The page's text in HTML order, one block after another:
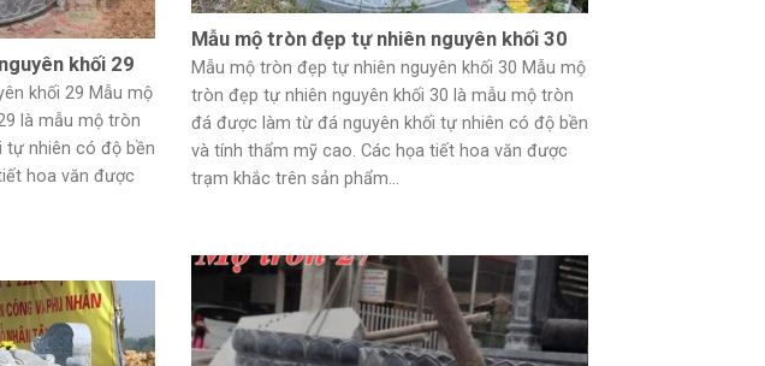
Mẫu mộ tròn đẹp tự nhiên nguyên khối 30
Mẫu mộ tròn đẹp tự nhiên nguyên khối 30 Mẫu mộ
tròn đẹp tự nhiên nguyên khối 30 là mẫu mộ tròn
đá được làm từ đá nguyên khối tự nhiên có độ bền
và tính thẩm mỹ cao. Các họa tiết hoa văn được
trạm khắc trên sản phẩm...
khối 29
khối 29 Mẫu mộ
là mẫu mộ tròn
tự nhiên có độ bền
hoa văn được